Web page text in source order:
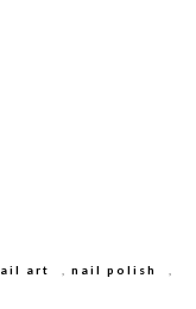
art nail polish